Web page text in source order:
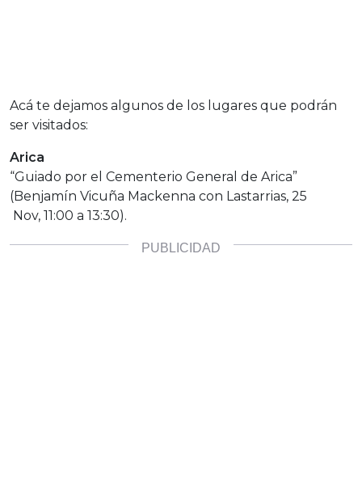
Acá te dejamos algunos de los lugares que podrán
ser visitados:
Arica
“Guiado por el Cementerio General de Arica”
(Benjamín Vicuña Mackenna con Lastarrias, 25
Nov, 11:00 a 13:30).